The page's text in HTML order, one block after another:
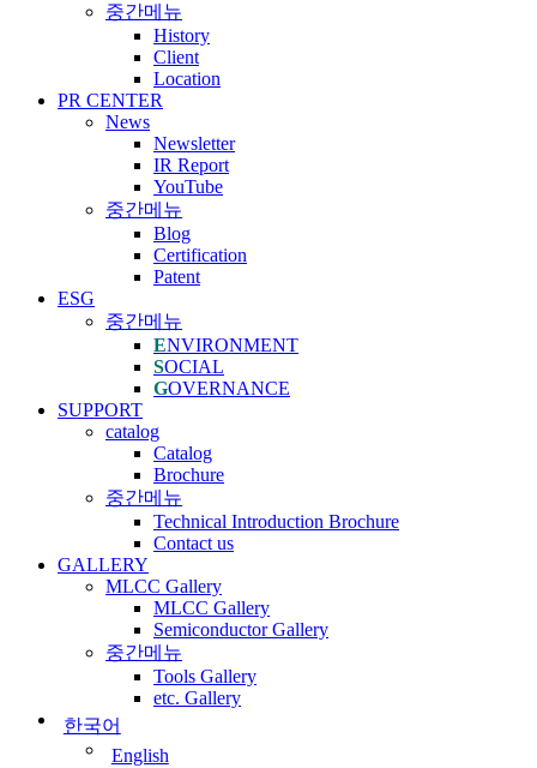
중간메뉴
History
Client
Location
PR CENTER
News
Newsletter
IR Report
YouTube
중간메뉴
Blog
Certification
Patent
ESG
중간메뉴
ENVIRONMENT
SOCIAL
GOVERNANCE
SUPPORT
catalog
Catalog
Brochure
중간메뉴
Technical Introduction Brochure
Contact us
GALLERY
MLCC Gallery
MLCC Gallery
Semiconductor Gallery
중간메뉴
Tools Gallery
etc. Gallery
한국어
English